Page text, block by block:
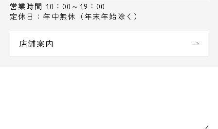
営業時間 10：00～19：00
定休日：年中無休（年末年始除く）
店舗案内